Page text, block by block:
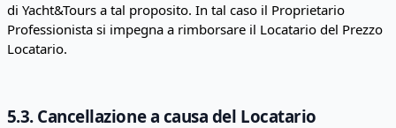
di Yacht&Tours a tal proposito. In tal caso il Proprietario
Professionista si impegna a rimborsare il Locatario del Prezzo
Locatario.
5.3. Cancellazione a causa del Locatario